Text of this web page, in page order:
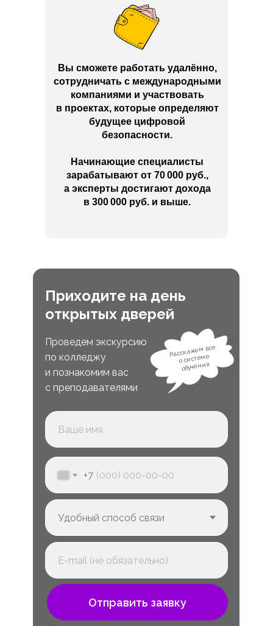
Вы сможете работать удалённо,
сотрудничать с международными
компаниями и участвовать
в проектах, которые определяют
будущее цифровой
безопасности.
Начинающие специалисты
зарабатывают от 70 000 руб.,
а эксперты достигают дохода
в 300 000 руб. и выше.
Приходите на день
открытых дверей
Проведем экскурсию
по колледжу
и познакомим вас
с преподавателями
Расскажем все
о системе
обучения
+7
Отправить заявку